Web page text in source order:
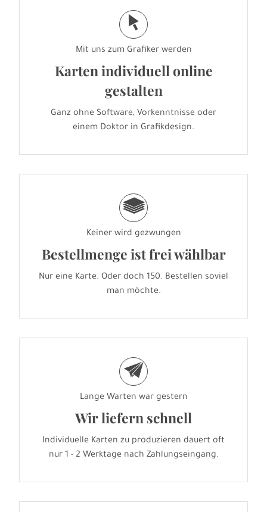
j
Mit uns zum Grafiker werden
Karten individuell online
gestalten
Ganz ohne Software, Vorkenntnisse oder
einem Doktor in Grafikdesign.
g
Keiner wird gezwungen
Bestellmenge ist frei wählbar
Nur eine Karte. Oder doch 150. Bestellen soviel
man möchte.
e
Lange Warten war gestern
Wir liefern schnell
Individuelle Karten zu produzieren dauert oft
nur 1 - 2 Werktage nach Zahlungseingang.